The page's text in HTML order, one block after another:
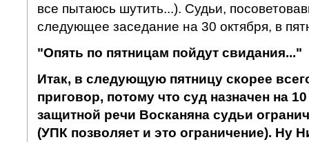
все пытаюсь шутить...). Судьи,
следующее заседание на 30 октября, в
"Опять по пятницам пойдут свидания..."
Итак, в следующую пятницу скорее
приговор, потому что суд назначен на
защитной речи Восканяна судьи
(УПК позволяет и это ограничение). Ну